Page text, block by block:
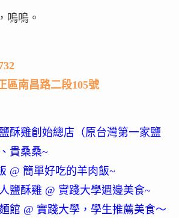
嗚嗚。
區南昌路二段105號
酥雞創始總店（原台灣第一家鹽
貴桑桑~
@ 簡單好吃的羊肉飯~
鹽酥雞 @ 實踐大學週邊美食~
館 @ 實踐大學，學生推薦美食～